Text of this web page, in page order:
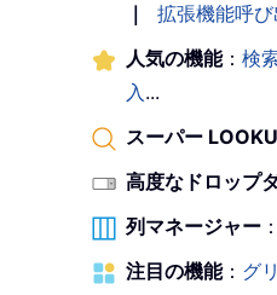
｜
拡張機能呼び
人気の機能： 検
入...
スーパー
高度なドロップ
列マネージャー ：
注目の機能： グ